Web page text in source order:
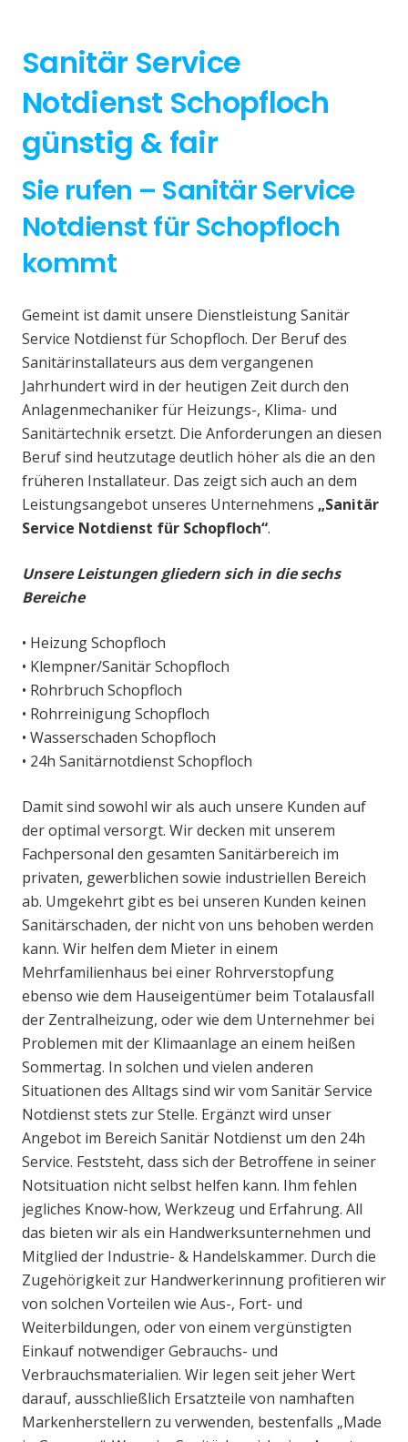
Sanitär Service
Notdienst Schopfloch
günstig & fair
Sie rufen – Sanitär Service
Notdienst für Schopfloch
kommt
Gemeint ist damit unsere Dienstleistung Sanitär
Service Notdienst für Schopfloch. Der Beruf des
Sanitärinstallateurs aus dem vergangenen
Jahrhundert wird in der heutigen Zeit durch den
Anlagenmechaniker für Heizungs-, Klima- und
Sanitärtechnik ersetzt. Die Anforderungen an diesen
Beruf sind heutzutage deutlich höher als die an den
früheren Installateur. Das zeigt sich auch an dem
Leistungsangebot unseres Unternehmens „Sanitär
Service Notdienst für Schopfloch“.
Unsere Leistungen gliedern sich in die sechs
Bereiche
• Heizung Schopfloch
• Klempner/Sanitär Schopfloch
• Rohrbruch Schopfloch
• Rohrreinigung Schopfloch
• Wasserschaden Schopfloch
• 24h Sanitärnotdienst Schopfloch
Damit sind sowohl wir als auch unsere Kunden auf
der optimal versorgt. Wir decken mit unserem
Fachpersonal den gesamten Sanitärbereich im
privaten, gewerblichen sowie industriellen Bereich
ab. Umgekehrt gibt es bei unseren Kunden keinen
Sanitärschaden, der nicht von uns behoben werden
kann. Wir helfen dem Mieter in einem
Mehrfamilienhaus bei einer Rohrverstopfung
ebenso wie dem Hauseigentümer beim Totalausfall
der Zentralheizung, oder wie dem Unternehmer bei
Problemen mit der Klimaanlage an einem heißen
Sommertag. In solchen und vielen anderen
Situationen des Alltags sind wir vom Sanitär Service
Notdienst stets zur Stelle. Ergänzt wird unser
Angebot im Bereich Sanitär Notdienst um den 24h
Service. Feststeht, dass sich der Betroffene in seiner
Notsituation nicht selbst helfen kann. Ihm fehlen
jegliches Know-how, Werkzeug und Erfahrung. All
das bieten wir als ein Handwerksunternehmen und
Mitglied der Industrie- & Handelskammer. Durch die
Zugehörigkeit zur Handwerkerinnung profitieren wir
von solchen Vorteilen wie Aus-, Fort- und
Weiterbildungen, oder von einem vergünstigten
Einkauf notwendiger Gebrauchs- und
Verbrauchsmaterialien. Wir legen seit jeher Wert
darauf, ausschließlich Ersatzteile von namhaften
Markenherstellern zu verwenden, bestenfalls „Made